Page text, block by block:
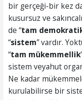
bir gerçeği-bir kez
kusursuz ve
de “tam
“sistem” vardır.
“tam mükemmellik
sistem veyahut
Ne kadar
kurulabilirse bir